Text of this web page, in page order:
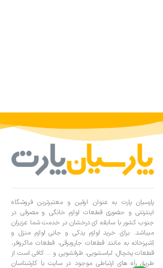
پارسیان پارت به عنوان اولین و معتبرترین فروشگاه
اینترنتی و حضوری قطعات لوازم خانگی و مصرفی در
جنوب کشور با سابقه ای درخشان در خدمت شما عزیزان
میباشد. برای خرید لوازم یدکی و جانی لوازم منزل و
آشپزخانه به مانند قطعات جاروبرقی، قطعات ماکروفر،
قطعات یخچال، لباسشویی، ظرفشویی و … کافی است از
طریق راه های ارتباطی موجود در سایت با کارشناسان